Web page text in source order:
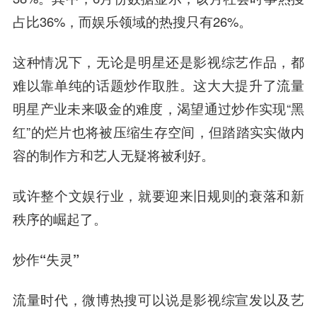
占比36%，而娱乐领域的热搜只有26%。
这种情况下，无论是明星还是影视综艺作品，都
难以靠单纯的话题炒作取胜。这大大提升了流量
明星产业未来吸金的难度，渴望通过炒作实现“黑
红”的烂片也将被压缩生存空间，但踏踏实实做内
容的制作方和艺人无疑将被利好。
或许整个文娱行业，就要迎来旧规则的衰落和新
秩序的崛起了。
炒作“失灵”
流量时代，微博热搜可以说是影视综宣发以及艺